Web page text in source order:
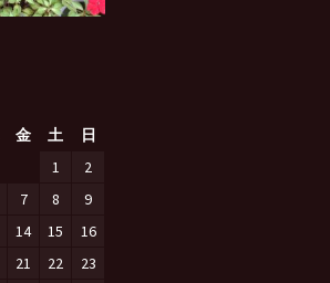
金 土
日
1
2
7 8
9
14 15
16
21 22
23